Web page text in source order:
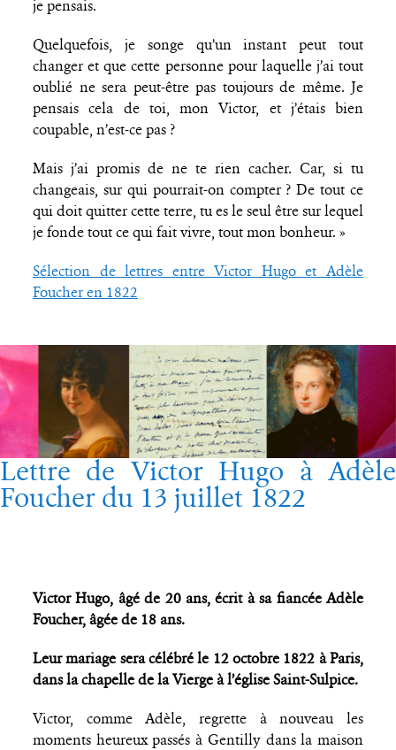
je pensais.
Quelquefois, je songe qu’un instant peut tout
changer et que cette personne pour laquelle j’ai tout
oublié ne sera peut-être pas toujours de même. Je
pensais cela de toi, mon Victor, et j’étais bien
coupable, n’est-ce pas ?
Mais j’ai promis de ne te rien cacher. Car, si tu
changeais, sur qui pourrait-on compter ? De tout ce
qui doit quitter cette terre, tu es le seul être sur lequel
je fonde tout ce qui fait vivre, tout mon bonheur. »
Sélection de lettres entre Victor Hugo et Adèle
Foucher en 1822
Lettre de Victor Hugo à Adèle
Foucher du 13 juillet 1822
Victor Hugo, âgé de 20 ans, écrit à sa fiancée Adèle
Foucher, âgée de 18 ans.
Leur mariage sera célébré le 12 octobre 1822 à Paris,
dans la chapelle de la Vierge à l’église Saint-Sulpice.
Victor, comme Adèle, regrette à nouveau les
moments heureux passés à Gentilly dans la maison